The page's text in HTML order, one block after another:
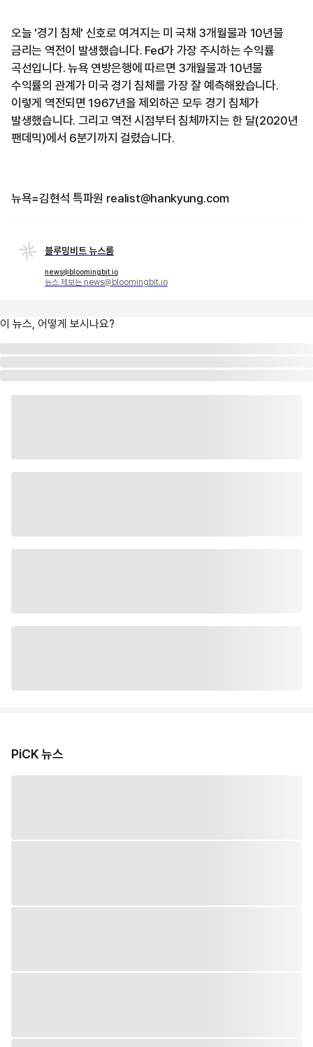
오늘 '경기 침체' 신호로 여겨지는 미 국채 3개월물과 10년물
금리는 역전이 발생했습니다. Fed가 가장 주시하는 수익률
곡선입니다. 뉴욕 연방은행에 따르면 3개월물과 10년물
수익률의 관계가 미국 경기 침체를 가장 잘 예측해왔습니다.
이렇게 역전되면 1967년을 제외하곤 모두 경기 침체가
발생했습니다. 그리고 역전 시점부터 침체까지는 한 달(2020년
팬데믹)에서 6분기까지 걸렸습니다.
뉴욕=김현석 특파원 realist@hankyung.com
블루밍비트 뉴스룸
news@bloomingbit.io
뉴스 제보는 news@bloomingbit.io
이 뉴스, 어떻게 보시나요?
PiCK 뉴스